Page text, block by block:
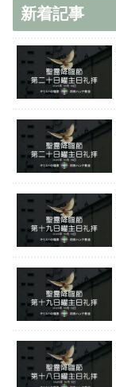
新着記事